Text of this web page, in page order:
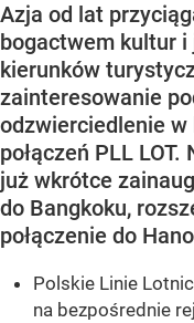
Azja od lat
bogactwem kultur
kierunków
zainteresowanie
odzwierciedlenie
połączeń PLL
już wkrótce
do Bangkoku,
połączenie do
Polskie Linie
na bezpośrednie